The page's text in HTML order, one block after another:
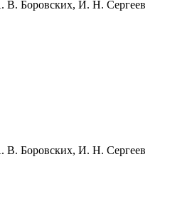
В. Боровских, И. Н. Сергеев
В. Боровских, И. Н. Сергеев